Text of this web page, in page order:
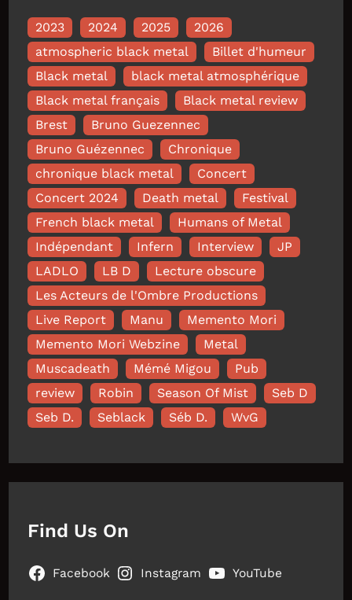
2023 2024 2025
2026
atmospheric black metal
Billet d'humeur
Black metal
black metal atmosphérique
Black metal français
Black metal review
Brest
Bruno Guezennec
Bruno Guézennec
Chronique
chronique black metal
Concert
Concert 2024
Death metal
Festival
French black metal
Humans of Metal
Indépendant
Infern Interview
JP
LADLO
LB D
Lecture obscure
Les Acteurs de l'Ombre Productions
Live Report
Manu
Memento Mori
Memento Mori Webzine
Metal
Muscadeath
Mémé Migou
Pub
review
Robin Season Of Mist
Seb D
Seb D.
Seblack Séb D. WvG
Find Us On
Facebook Instagram YouTube